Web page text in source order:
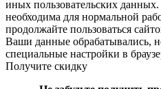
иных пользовательских
необходима для нормальной
продолжайте пользоваться
Ваши данные обрабатывались,
специальные настройки в
Получите скидку